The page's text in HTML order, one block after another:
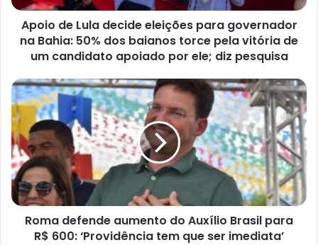
Bahia:
50%
dos
baianos
pela
vitória
de
um
candidato
apoiado
por
ele;
diz
pesquisa
Apoio de Lula decide eleições para governador
na Bahia: 50% dos baianos torce pela vitória de
um candidato apoiado por ele; diz pesquisa
Roma
defende
aumento
do
Auxílio
Brasil
para
R$
600:
‘Providência
Roma defende aumento do Auxílio Brasil para
R$ 600: ‘Providência tem que ser imediata’